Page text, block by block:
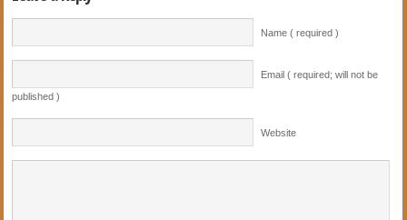
Name ( required )
Email ( required; will not be
published )
Website